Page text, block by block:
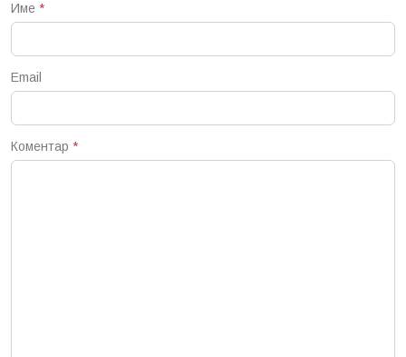
Име *
Email
Коментар *